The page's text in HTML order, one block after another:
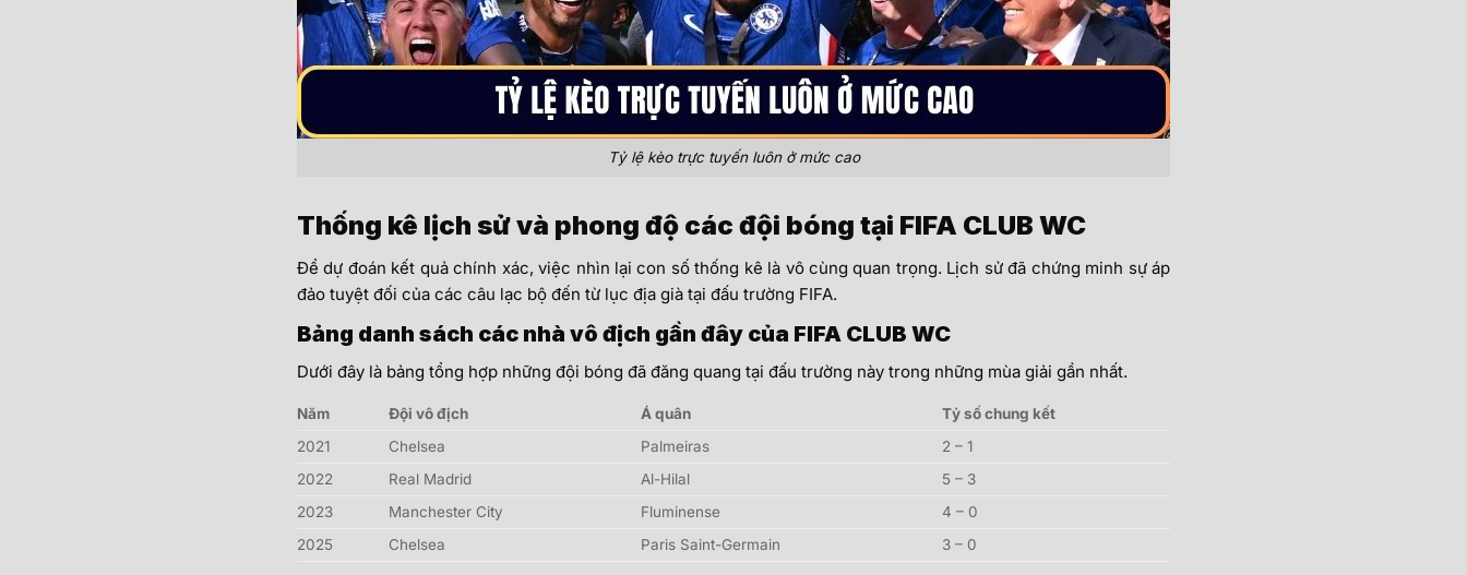
Tỷ lệ kèo trực tuyến luôn ở mức cao
Thống kê lịch sử và phong độ các đội bóng tại FIFA CLUB WC
Để dự đoán kết quả chính xác, việc nhìn lại con số thống kê là vô cùng quan trọng. Lịch sử đã chứng minh sự áp
đảo tuyệt đối của các câu lạc bộ đến từ lục địa già tại đấu trường FIFA.
Bảng danh sách các nhà vô địch gần đây của FIFA CLUB WC
Dưới đây là bảng tổng hợp những đội bóng đã đăng quang tại đấu trường này trong những mùa giải gần nhất.
Năm Đội vô địch Á quân
Tỷ số chung kết
2021
Chelsea Palmeiras
2 – 1
2022
Real Madrid Al-Hilal
5 – 3
2023
Manchester City Fluminense
4 – 0
2025
Chelsea Paris Saint-Germain 3 – 0